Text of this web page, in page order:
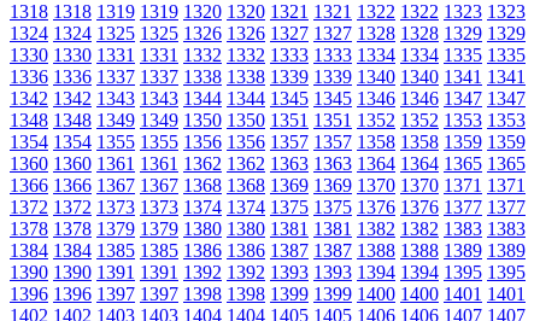
1318 1318 1319 1319 1320 1320 1321 1321 1322 1322 1323 1323
1324 1324 1325 1325 1326 1326 1327 1327 1328 1328 1329 1329
1330 1330 1331 1331 1332 1332 1333 1333 1334 1334 1335 1335
1336 1336 1337 1337 1338 1338 1339 1339 1340 1340 1341 1341
1342 1342 1343 1343 1344 1344 1345 1345 1346 1346 1347 1347
1348 1348 1349 1349 1350 1350 1351 1351 1352 1352 1353 1353
1354 1354 1355 1355 1356 1356 1357 1357 1358 1358 1359 1359
1360 1360 1361 1361 1362 1362 1363 1363 1364 1364 1365 1365
1366 1366 1367 1367 1368 1368 1369 1369 1370 1370 1371 1371
1372 1372 1373 1373 1374 1374 1375 1375 1376 1376 1377 1377
1378 1378 1379 1379 1380 1380 1381 1381 1382 1382 1383 1383
1384 1384 1385 1385 1386 1386 1387 1387 1388 1388 1389 1389
1390 1390 1391 1391 1392 1392 1393 1393 1394 1394 1395 1395
1396 1396 1397 1397 1398 1398 1399 1399 1400 1400 1401 1401
1402 1402 1403 1403 1404 1404 1405 1405 1406 1406 1407 1407